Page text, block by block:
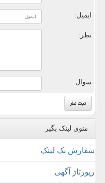
ایمیل:
نظر:
سوال:
منوی لینک بگیر
سفارش بک لینک
رپورتاژ آگهی